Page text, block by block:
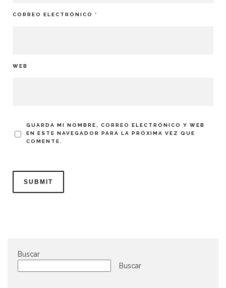
CORREO ELECTRÓNICO *
WEB
GUARDA MI NOMBRE, CORREO ELECTRÓNICO Y WEB
EN ESTE NAVEGADOR PARA LA PRÓXIMA VEZ QUE
COMENTE.
Buscar
Buscar